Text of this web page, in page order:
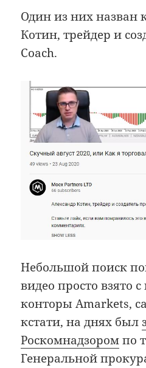
Один из них назван
Котин, трейдер и
Coach.
Небольшой поиск
видео просто взято
конторы Amarkets,
кстати, на днях был
Роскомнадзоромпо
Генеральной